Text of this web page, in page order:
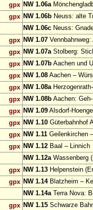
gpx NW 1.06a
gpx NW 1.06b Neuss: alte
NW 1.06c Neuss:
gpx NW 1.07
gpx NW 1.07aStolberg:
gpx NW 1.07b Aachen und
gpx NW 1.08 Aachen –
gpx NW 1.08a
gpx NW 1.08b Aachen:
gpx NW 1.09 Alsdorf-
gpx NW 1.10 Güterbahnhof
gpx NW 1.11 Geilenkirchen
gpx NW 1.12 Baal – Linnich
NW 1.12aWassenberg
gpx NW 1.13 Helpenstein
gpx NW 1.14Blatzheim –
NW 1.14aTerra Nova:
gpx NW 1.15 Schwarze